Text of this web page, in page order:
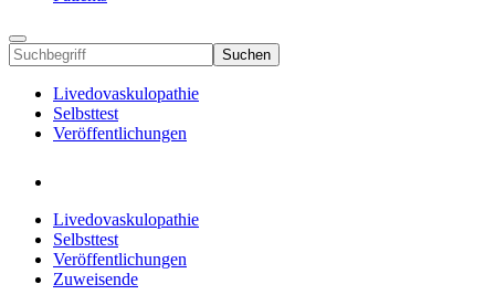
Suchen
Livedovaskulopathie
Selbsttest
Veröffentlichungen
Livedovaskulopathie
Selbsttest
Veröffentlichungen
Zuweisende